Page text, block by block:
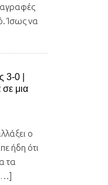
Ίσως να
3-0 |
μια
ο
ήδη ότι
τα